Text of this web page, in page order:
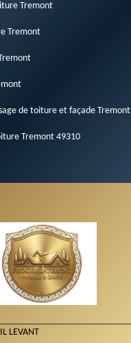
Tremont
Tremont
de toiture et façade Tremont
Tremont 49310
LEVANT